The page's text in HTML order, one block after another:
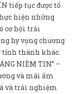
tiếp tục được tổ
hiện những
cơ hội trải
hy vọng chương
tỉnh thành khác.
NIỀM TIN” –
và mái ấm
và trải nghiệm